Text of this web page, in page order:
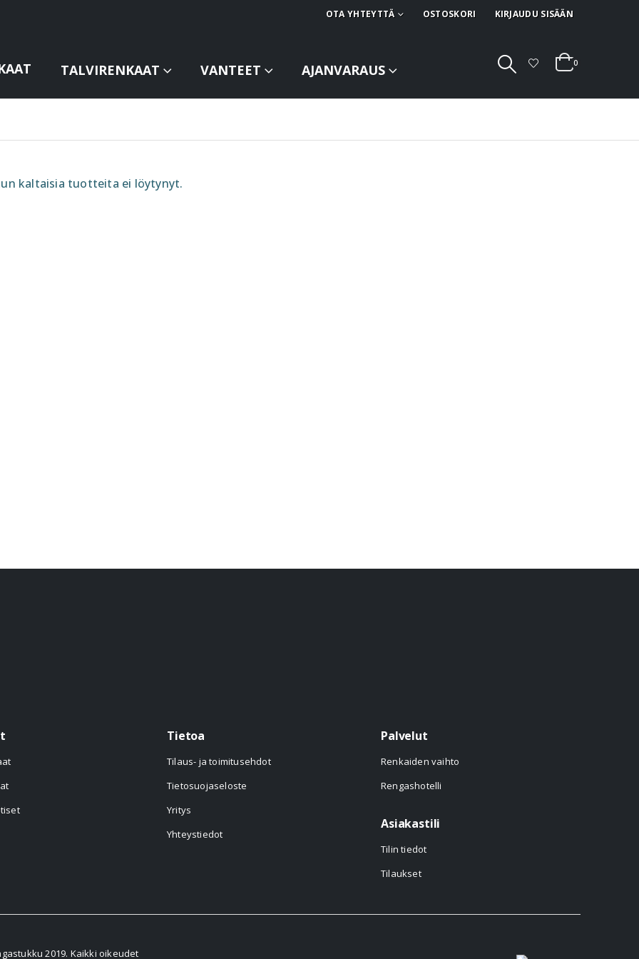
OTA YHTEYTTÄ OSTOSKORI KIRJAUDU SISÄÄN
TALVIRENKAAT VANTEET AJANVARAUS 0
kaltaisia tuotteita ei löytynyt.
Tietoa
Tilaus- ja toimitusehdot
Tietosuojaseloste
Yritys
Yhteystiedot
Palvelut
Renkaiden vaihto
Rengashotelli
Asiakastili
Tilin tiedot
Tilaukset
2019. Kaikki oikeudet